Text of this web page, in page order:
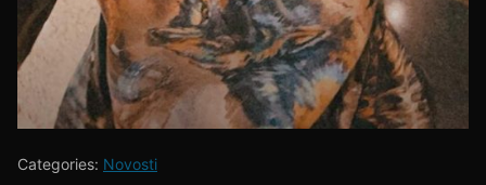
Categories: Novosti